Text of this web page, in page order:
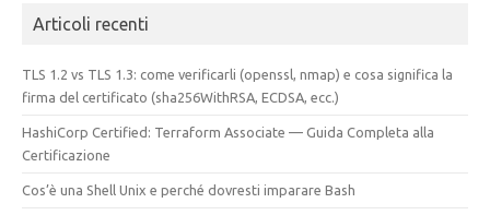
Articoli recenti
TLS 1.2 vs TLS 1.3: come verificarli (openssl, nmap) e cosa significa la
firma del certificato (sha256WithRSA, ECDSA, ecc.)
HashiCorp Certified: Terraform Associate — Guida Completa alla
Certificazione
Cos’è una Shell Unix e perché dovresti imparare Bash